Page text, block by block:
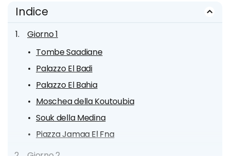
Indice
Giorno 1
Tombe Saadiane
Palazzo El Badi
Palazzo El Bahia
Moschea della Koutoubia
Souk della Medina
Piazza Jamaa El Fna